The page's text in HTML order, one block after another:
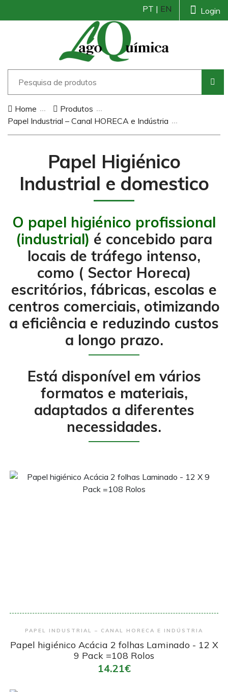
Login
PT | EN
Home
Produtos
Papel Industrial – Canal HORECA e Indústria
Papel Higiénico
Industrial e domestico
O papel higiénico profissional
(industrial) é concebido para
locais de tráfego intenso,
como ( Sector Horeca)
escritórios, fábricas, escolas e
centros comerciais, otimizando
a eficiência e reduzindo custos
a longo prazo.
Está disponível em vários
formatos e materiais,
adaptados a diferentes
necessidades.
Encomendar
PAPEL INDUSTRIAL – CANAL HORECA E INDÚSTRIA
Papel higiénico Acácia 2 folhas Laminado - 12 X
9 Pack =108 Rolos
14.21€